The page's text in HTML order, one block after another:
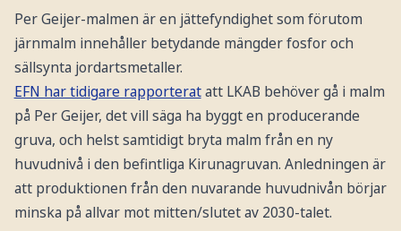
Per Geijer-malmen är en jättefyndighet som förutom
järnmalm innehåller betydande mängder fosfor och
sällsynta jordartsmetaller.
EFN har tidigare rapporteratatt LKAB behöver gå i malm
på Per Geijer, det vill säga ha byggt en producerande
gruva, och helst samtidigt bryta malm från en ny
huvudnivå i den befintliga Kirunagruvan. Anledningen är
att produktionen från den nuvarande huvudnivån börjar
minska på allvar mot mitten/slutet av 2030-talet.